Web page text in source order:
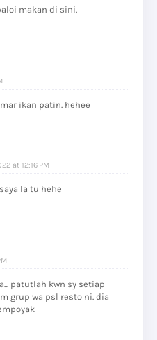
makan di sini.
ikan patin. hehee
at 12:16 PM
la tu hehe
patutlah kwn sy setiap
grup wa psl resto ni. dia